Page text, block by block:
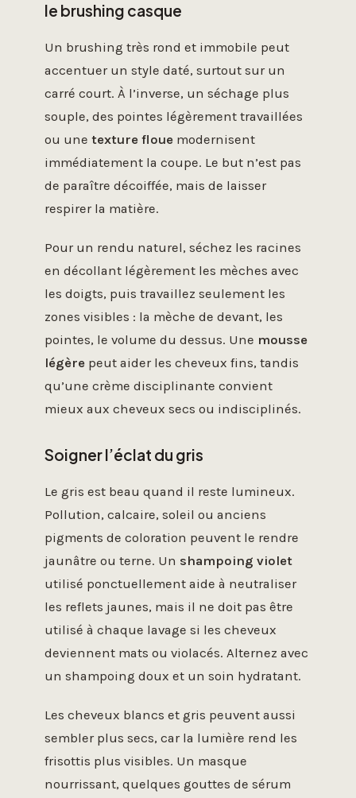
le brushing casque
Un brushing très rond et immobile peut
accentuer un style daté, surtout sur un
carré court. À l’inverse, un séchage plus
souple, des pointes légèrement travaillées
ou une texture floue modernisent
immédiatement la coupe. Le but n’est pas
de paraître décoiffée, mais de laisser
respirer la matière.
Pour un rendu naturel, séchez les racines
en décollant légèrement les mèches avec
les doigts, puis travaillez seulement les
zones visibles : la mèche de devant, les
pointes, le volume du dessus. Une mousse
légère peut aider les cheveux fins, tandis
qu’une crème disciplinante convient
mieux aux cheveux secs ou indisciplinés.
Soigner l’éclat du gris
Le gris est beau quand il reste lumineux.
Pollution, calcaire, soleil ou anciens
pigments de coloration peuvent le rendre
jaunâtre ou terne. Un shampoing violet
utilisé ponctuellement aide à neutraliser
les reflets jaunes, mais il ne doit pas être
utilisé à chaque lavage si les cheveux
deviennent mats ou violacés. Alternez avec
un shampoing doux et un soin hydratant.
Les cheveux blancs et gris peuvent aussi
sembler plus secs, car la lumière rend les
frisottis plus visibles. Un masque
nourrissant, quelques gouttes de sérum